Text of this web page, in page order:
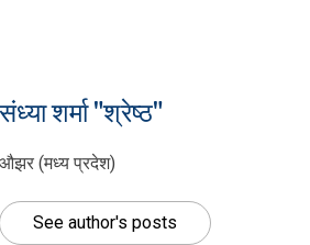
संध्या शर्मा "श्रेष्ठ"
औझर (मध्य प्रदेश)
See author's posts